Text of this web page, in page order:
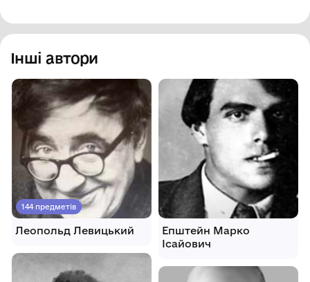
Інші автори
144 предметів
Леопольд Левицький
Епштейн Марко
Ісайович